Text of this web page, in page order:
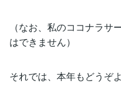
（なお、私のココナラサ
はできません）
それでは、本年もどうぞ